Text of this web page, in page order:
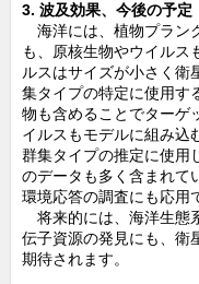
3. 波及効果、今後の予定
海洋には、植物プラン
も、原核生物やウイルス
ルスはサイズが小さく衛
集タイプの特定に使用す
物も含めることでターゲ
イルスもモデルに組み込
群集タイプの推定に使用
のデータも多く含まれて
環境応答の調査にも応用
将来的には、海洋生態
伝子資源の発見にも、衛
期待されます。